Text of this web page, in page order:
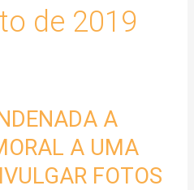
de 2019
A
A UMA
FOTOS